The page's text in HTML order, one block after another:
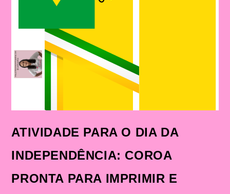
ATIVIDADE PARA O DIA DA
INDEPENDÊNCIA: COROA
PRONTA PARA IMPRIMIR E